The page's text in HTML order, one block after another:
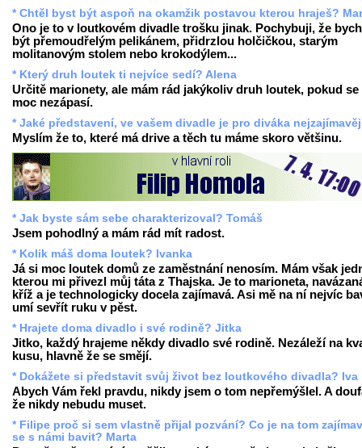
* Chtěl byst být aspoň na okamžik postavou kterou hraješ?
Ono je to v loutkovém divadle trošku jinak. Pochybuji, že
být přemoudřelým pelikánem, přidrzlou holčičkou, starým
molitanovým stolem nebo krokodýlem...
* Který druh loutek ti nejvíce sedí? Alena
Určitě marionety, ale mám rád jakýkoliv druh loutek, pokud se
moc nezápasí.
* Jaké představení, ve vašem divadle je pro diváka
Myslím že to, které má drive a těch tu máme skoro většinu.
* Jak byste sám sebe charakterizoval? Tomáš
Jsem pohodlný a mám rád mít radost.
* Kolik máš doma loutek? Ivanka
Já si moc loutek domů ze zaměstnání nenosím. Mám však
kterou mi přivezl můj táta z Thajska. Je to marioneta,
kříž a je technologicky docela zajímavá. Asi mě na ní nejvíc
umí sevřít ruku v pěst.
* Hrajete doma divadlo i své rodině? Jitka
Jitko, každý hrajeme někdy divadlo své rodině. Nezáleží na
kusu, hlavně že se smějí.
* Dokážete si představit svůj život bez loutkového divadla? Iva
Abych Vám řekl pravdu, nikdy jsem o tom nepřemýšlel. A
že nikdy nebudu muset.
* Filipe proč si sem vlastně přijal pozvání? Co je na tom
se s námi bavit? Marta